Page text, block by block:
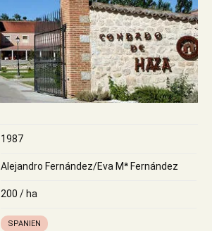
1987
Alejandro Fernández/Eva Mª Fernández
200 / ha
SPANIEN